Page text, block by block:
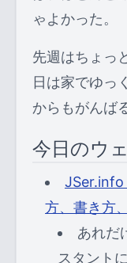
ゃよかった。
先週はちょっ
日は家でゆっ
からもがんば
今日のウ
JSer.info
方、書き方
あれだ
スタント